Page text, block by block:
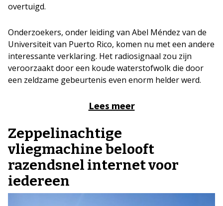
overtuigd.
Onderzoekers, onder leiding van Abel Méndez van de
Universiteit van Puerto Rico, komen nu met een andere
interessante verklaring. Het radiosignaal zou zijn
veroorzaakt door een koude waterstofwolk die door
een zeldzame gebeurtenis even enorm helder werd.
Lees meer
Zeppelinachtige
vliegmachine belooft
razendsnel internet voor
iedereen